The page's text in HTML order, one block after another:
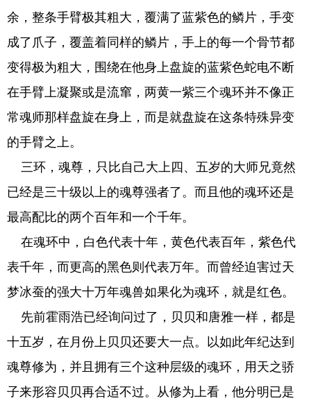
余，整条手臂极其粗大，覆满了蓝紫色的鳞片，手变
成了爪子，覆盖着同样的鳞片，手上的每一个骨节都
变得极为粗大，围绕在他身上盘旋的蓝紫色蛇电不断
在手臂上凝聚或是流窜，两黄一紫三个魂环并不像正
常魂师那样盘旋在身上，而是就盘旋在这条特殊异变
的手臂之上。
三环，魂尊，只比自己大上四、五岁的大师兄竟然
已经是三十级以上的魂尊强者了。而且他的魂环还是
最高配比的两个百年和一个千年。
在魂环中，白色代表十年，黄色代表百年，紫色代
表千年，而更高的黑色则代表万年。而曾经迫害过天
梦冰蚕的强大十万年魂兽如果化为魂环，就是红色。
先前霍雨浩已经询问过了，贝贝和唐雅一样，都是
十五岁，在月份上贝贝还要大一点。以如此年纪达到
魂尊修为，并且拥有三个这种层级的魂环，用天之骄
子来形容贝贝再合适不过。从修为上看，他分明已是